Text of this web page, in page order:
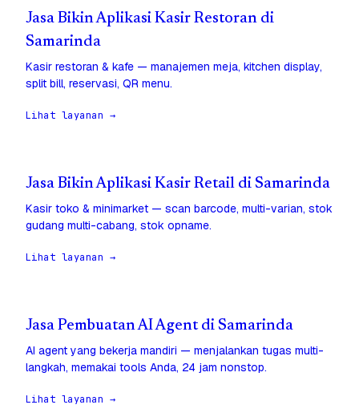
Jasa Bikin Aplikasi Kasir Restoran di
Samarinda
Kasir restoran & kafe — manajemen meja, kitchen display,
split bill, reservasi, QR menu.
Lihat layanan →
Jasa Bikin Aplikasi Kasir Retail di Samarinda
Kasir toko & minimarket — scan barcode, multi-varian, stok
gudang multi-cabang, stok opname.
Lihat layanan →
Jasa Pembuatan AI Agent di Samarinda
AI agent yang bekerja mandiri — menjalankan tugas multi-
langkah, memakai tools Anda, 24 jam nonstop.
Lihat layanan →